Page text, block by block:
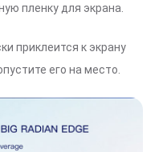
пленку для экрана.
приклеится к экрану
его на место.